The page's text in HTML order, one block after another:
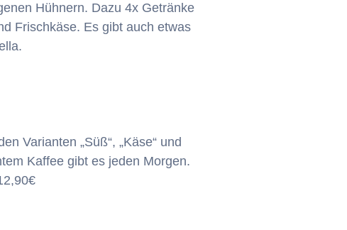
Hühnern. Dazu 4x Getränke
Frischkäse. Es gibt auch etwas
Varianten „Süß“, „Käse“ und
Kaffee gibt es jeden Morgen.